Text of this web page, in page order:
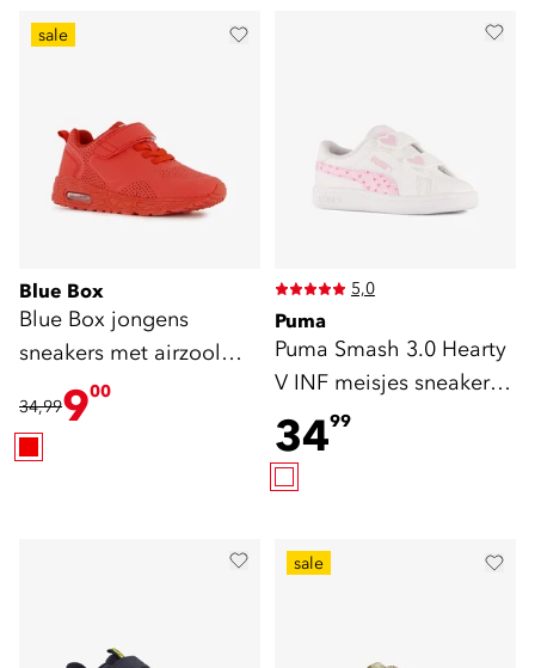
sale
Blue Box
Blue Box jongens
sneakers met airzool
34,99900
5,0
Puma
Puma Smash 3.0 Hearty
V INF meisjes sneakers
wit roze
3499
sale